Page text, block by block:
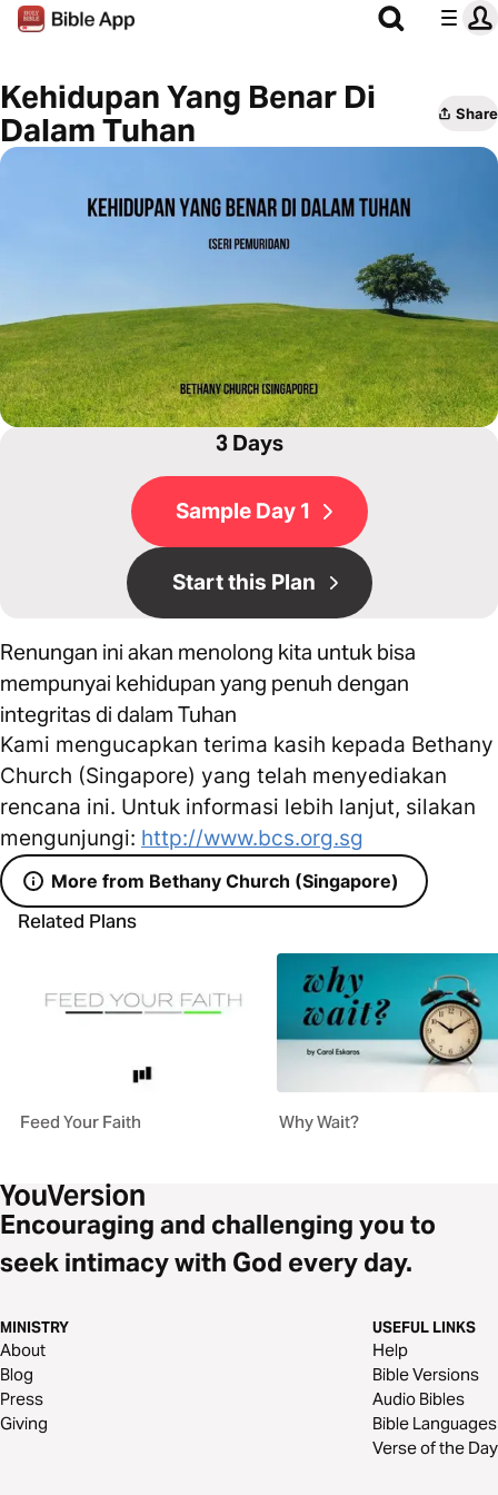
Kehidupan Yang Benar Di
Dalam Tuhan
Share
3 Days
Sample Day 1
Start this Plan
Renungan ini akan menolong kita untuk bisa
mempunyai kehidupan yang penuh dengan
integritas di dalam Tuhan
Kami mengucapkan terima kasih kepada Bethany
Church (Singapore) yang telah menyediakan
rencana ini. Untuk informasi lebih lanjut, silakan
mengunjungi: http://www.bcs.org.sg
More from Bethany Church (Singapore)
Related Plans
Feed Your Faith Why Wait?
Encouraging and challenging you to
seek intimacy with God every day.
MINISTRY
About
Blog
Press
Giving
USEFUL LINKS
Help
Bible Versions
Audio Bibles
Bible Languages
Verse of the Day